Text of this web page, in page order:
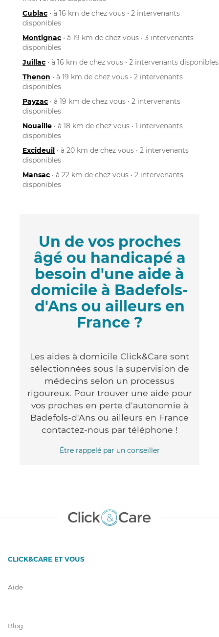
Cublac • à 16 km de chez vous • 2 intervenants
disponibles
Montignac • à 19 km de chez vous • 3 intervenants
disponibles
Juillac • à 16 km de chez vous • 2 intervenants disponibles
Thenon • à 19 km de chez vous • 2 intervenants
disponibles
Payzac • à 19 km de chez vous • 2 intervenants
disponibles
Nouaille • à 18 km de chez vous • 1 intervenants
disponibles
Excideuil • à 20 km de chez vous • 2 intervenants
disponibles
Mansac • à 22 km de chez vous • 2 intervenants
disponibles
Un de vos proches
âgé ou handicapé a
besoin d'une aide à
domicile à Badefols-
d'Ans ou ailleurs en
France ?
Les aides à domicile Click&Care sont
sélectionnées sous la supervision de
médecins selon un processus
rigoureux. Pour trouver une aide pour
vos proches en perte d'autonomie à
Badefols-d'Ans ou ailleurs en France
contactez-nous par téléphone !
Être rappelé par un conseiller
CLICK&CARE ET VOUS
Aide
Blog